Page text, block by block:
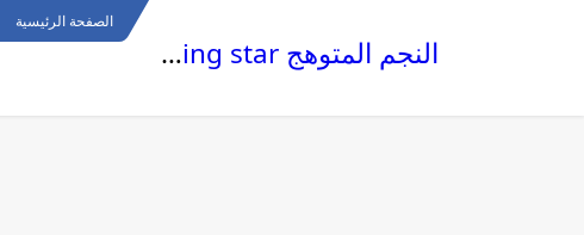
الصفحة الرئيسية
النجم المتوهج The glowing star